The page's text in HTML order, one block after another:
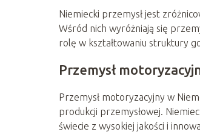
Niemiecki przemysł jest
Wśród nich wyróżniają się
rolę w kształtowaniu struktury
Przemysł
Przemysł motoryzacyjny w
produkcji przemysłowej.
świecie z wysokiej jakości i